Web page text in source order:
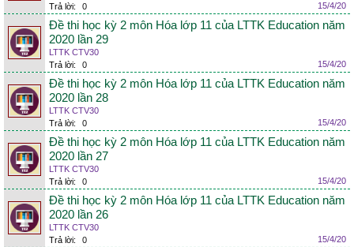
Trả lời:
0 15/4/20
Đề thi học kỳ 2 môn Hóa lớp 11 của LTTK Education năm
2020 lần 29
LTTK CTV30
Trả lời:
0 15/4/20
Đề thi học kỳ 2 môn Hóa lớp 11 của LTTK Education năm
2020 lần 28
LTTK CTV30
Trả lời:
0 15/4/20
Đề thi học kỳ 2 môn Hóa lớp 11 của LTTK Education năm
2020 lần 27
LTTK CTV30
Trả lời:
0 15/4/20
Đề thi học kỳ 2 môn Hóa lớp 11 của LTTK Education năm
2020 lần 26
LTTK CTV30
Trả lời:
0 15/4/20